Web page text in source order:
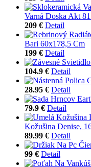
Varná Doska Akt
209 € Detail
Bari 60x178,5 Cm
199 € Detail
104.9 € Detail
28.95 € Detail
79.9 € Detail
Kožušina Denise,
89.99 € Detail
99 € Detail